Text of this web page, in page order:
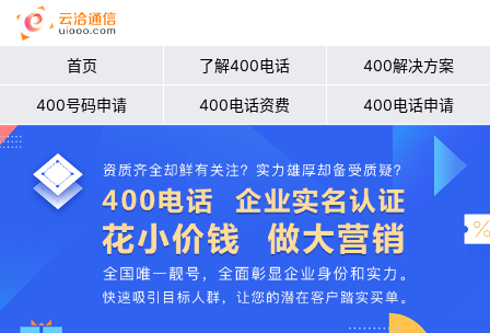
首页 了解400电话 400解决方案
400号码申请 400电话资费 400电话申请